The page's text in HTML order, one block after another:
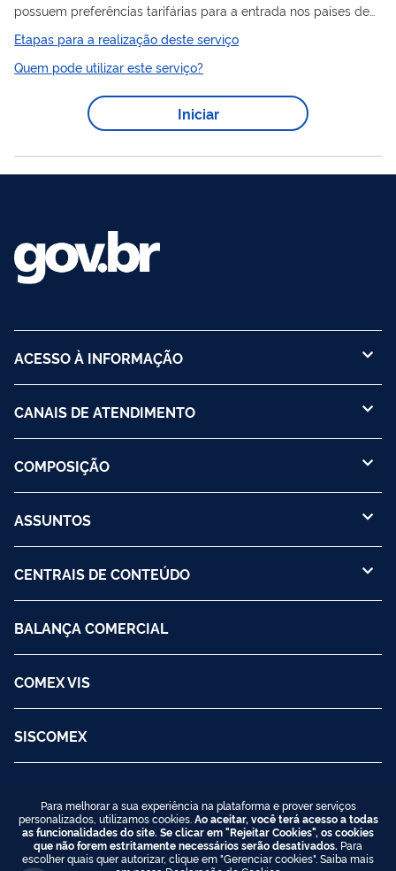
possuem preferências tarifárias para a entrada nos países de
destino das exportações das mercadorias e devem ter o
controle das quantidades monitoradas pelo país de origem.
Etapas para a realização deste serviço
Quem pode utilizar este serviço?
Iniciar
ACESSO À INFORMAÇÃO
CANAIS DE ATENDIMENTO
COMPOSIÇÃO
ASSUNTOS
CENTRAIS DE CONTEÚDO
BALANÇA COMERCIAL
COMEX VIS
SISCOMEX
Para melhorar a sua experiência na plataforma e prover serviços
personalizados, utilizamos cookies. Ao aceitar, você terá acesso a todas
as funcionalidades do site. Se clicar em "Rejeitar Cookies", os cookies
que não forem estritamente necessários serão desativados. Para
escolher quais quer autorizar, clique em "Gerenciar cookies". Saiba mais